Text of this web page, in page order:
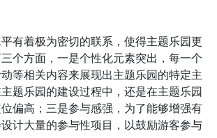
有着极为密切的联系，使得主题乐园更
个方面，一是个性化元素突出，每一个
等相关内容来展现出主题乐园的特定主
题乐园的建设过程中，还是在主题乐园
偏高；三是参与感强，为了能够增强有
计大量的参与性项目，以鼓励游客参与